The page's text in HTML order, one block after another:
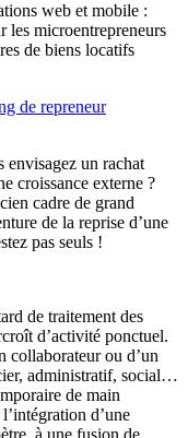
web et mobile :
les microentrepreneurs
de biens locatifs
de repreneur
envisagez un rachat
croissance externe ?
cadre de grand
de la reprise d’une
pas seuls !
de traitement des
d’activité ponctuel.
collaborateur ou d’un
administratif, social…
de main
d’une
à une fusion de